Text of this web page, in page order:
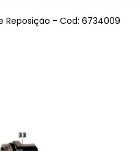
Reposição - Cod: 6734009